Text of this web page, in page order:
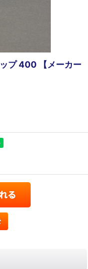
プ 400 【メーカー